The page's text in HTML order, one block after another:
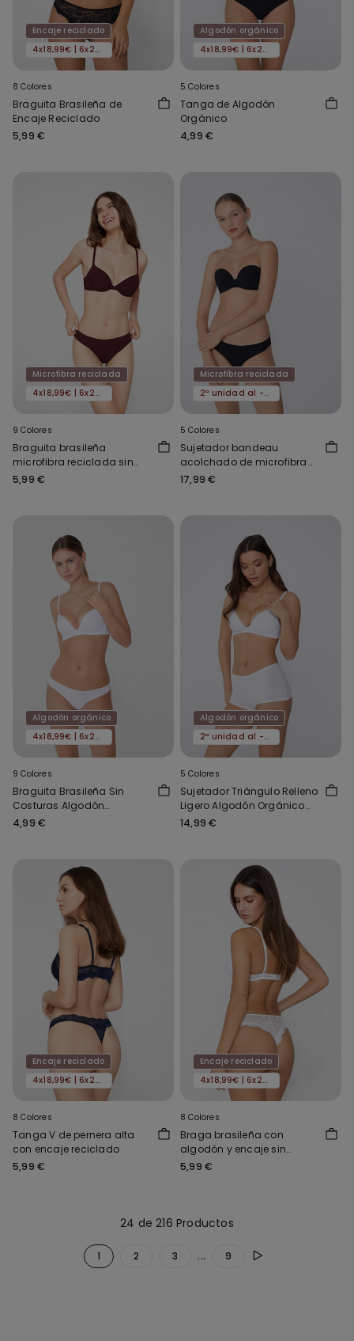
Encaje reciclado
4x18,99€ | 6x24,99€
8 Colores
Braguita Brasileña de
Encaje Reciclado
5,99 €
Algodón orgánico
4x18,99€ | 6x24,99€
5 Colores
Tanga de Algodón
Orgánico
4,99 €
Microfibra reciclada
4x18,99€ | 6x24,99€
9 Colores
Braguita brasileña
microfibra reciclada sin
costuras
5,99 €
Microfibra reciclada
2ª unidad al -50%
5 Colores
Sujetador bandeau
acolchado de microfibra
reciclada de New York
17,99 €
Algodón orgánico
4x18,99€ | 6x24,99€
9 Colores
Braguita Brasileña Sin
Costuras Algodón
Orgánico
4,99 €
Algodón orgánico
2ª unidad al -50%
5 Colores
Sujetador Triángulo Relleno
Ligero Algodón Orgánico
London
14,99 €
Encaje reciclado
4x18,99€ | 6x24,99€
8 Colores
Tanga V de pernera alta
con encaje reciclado
5,99 €
Encaje reciclado
4x18,99€ | 6x24,99€
8 Colores
Braga brasileña con
algodón y encaje sin
costuras
5,99 €
24 de 216 Productos
1 2 3 ... 9